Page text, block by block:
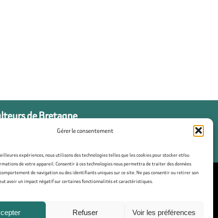
Gérer le consentement
expériences, nous utilisons des technologies telles que les cookies pour stocker et/ou
de votre appareil. Consentir à ces technologies nous permettra de traiter des données
de navigation ou des identifiants uniques sur ce site. Ne pas consentir ou retirer son
avoir un impact négatif sur certaines fonctionnalités et caractéristiques.
Refuser Voir les préférences
de Bretagne
de cookies (UE)